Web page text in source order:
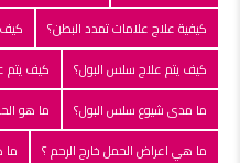
كيفية علاج علامات تمدد البطن؟
كيف
كيف يتم علاج سلس البول؟
كيف يتم
ما مدى شيوع سلس البول؟
ما هو
ما هي اعراض الحمل خارج الرحم ؟